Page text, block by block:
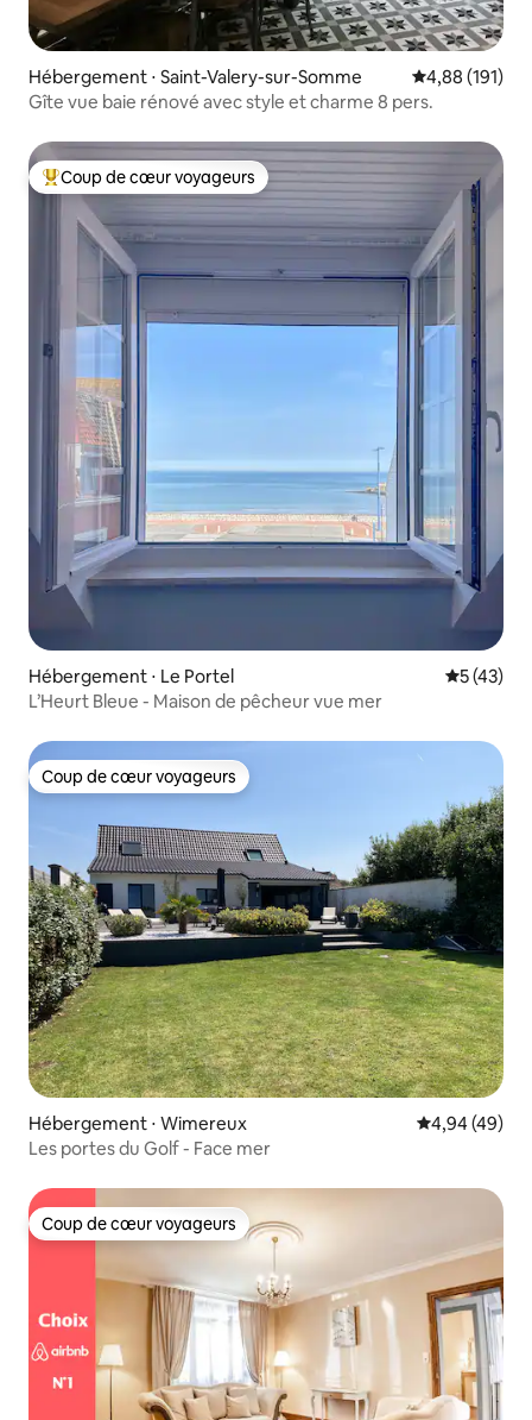
Hébergement ⋅ Saint-Valery-sur-Somme Évaluation
4,88 (191)
Gîte vue baie rénové avec style et charme 8 pers.
Coups de cœur voyageurs les plus appréciés
Coup de cœur voyageurs
Hébergement ⋅ Le Portel
5 (43)
L’Heurt Bleue - Maison de pêcheur vue mer
Coup de cœur voyageurs
Coup de cœur voyageurs
Hébergement ⋅ Wimereux Évaluation
4,94 (49)
Les portes du Golf - Face mer
Coup de cœur voyageurs
Coup de cœur voyageurs